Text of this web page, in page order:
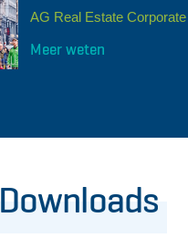
AG Real Estate Corporate
Meer weten
Downloads